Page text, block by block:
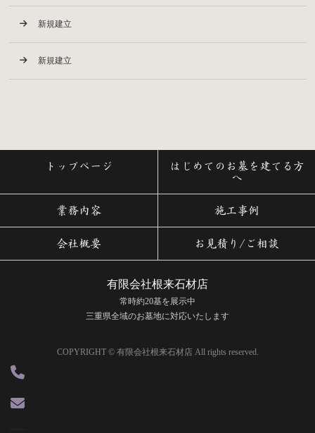
新規建立
新規建立
トップページ
はじめてのお墓を建てる方
へ
業務内容 施工事例
会社概要 お見積り/ご相談
有限会社根来石材店
常時約20基を展示中
三重県全域のお墓地に対応いたします
COPYRIGHT © 有限会社根来石材店 All rights reserved.